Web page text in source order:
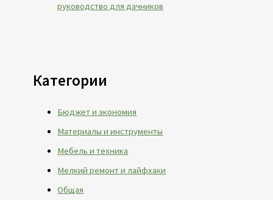
руководство для дачников
Категории
Бюджет и экономия
Материалы и инструменты
Мебель и техника
Мелкий ремонт и лайфхаки
Общая